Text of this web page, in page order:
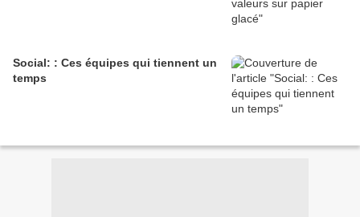
Social: : Ces équipes qui tiennent un
temps